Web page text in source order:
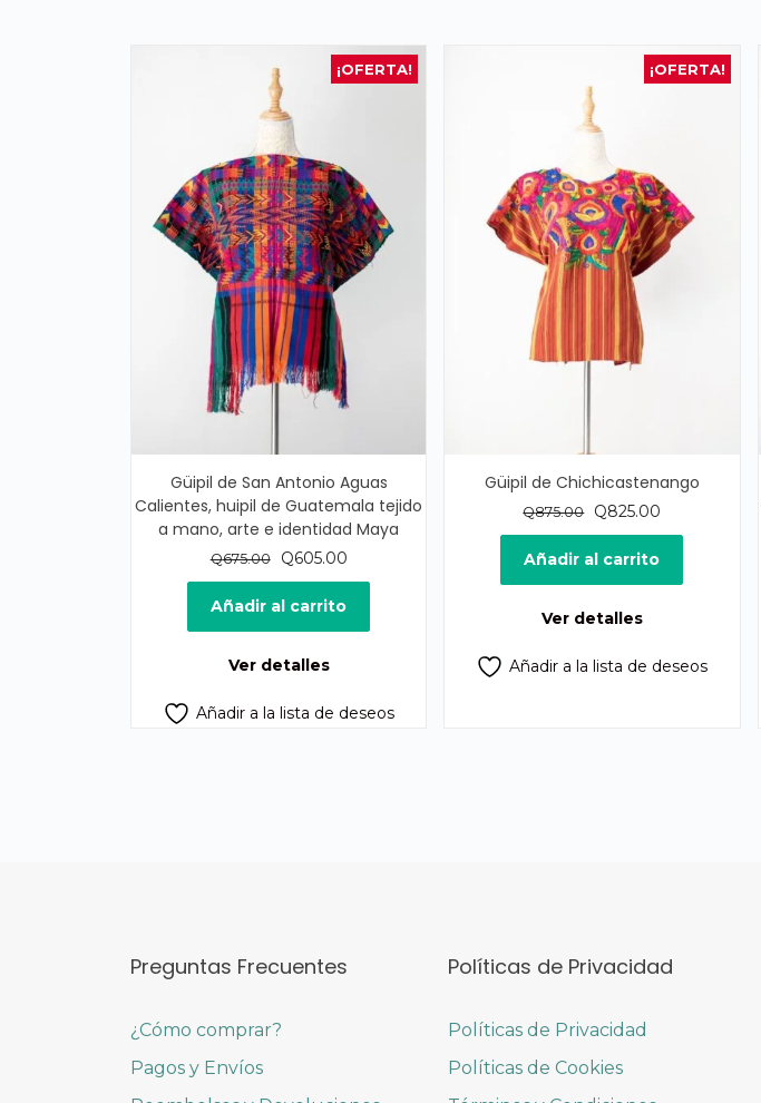
¡OFERTA!
Güipil de San Antonio Aguas
Calientes, huipil de Guatemala tejido
a mano, arte e identidad Maya
Q675.00
El
precio
original
era:
Q605.00El
precio
actual
es:
Añadir al carrito
Ver detalles
Añadir a la lista de deseos
¡OFERTA!
Güipil de Chichicastenango
Q875.00
El
precio
original
era:
Q825.00
precio
es:
Añadir al carrito
Ver detalles
Añadir a la lista de deseos
Preguntas Frecuentes
¿Cómo comprar?
Pagos y Envíos
Políticas de Privacidad
Políticas de Privacidad
Políticas de Cookies